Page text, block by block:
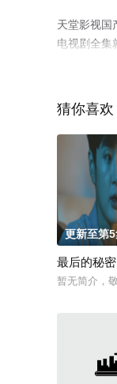
天堂影视国
电视剧全集
猜你喜欢
更新至第
最后的秘密
暂无简介，